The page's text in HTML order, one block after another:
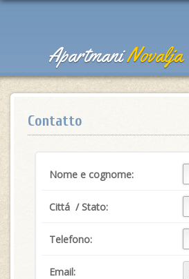
ApartmaniNovalja
Contatto
Nome e cognome:
Cittá / Stato:
Telefono:
Email: